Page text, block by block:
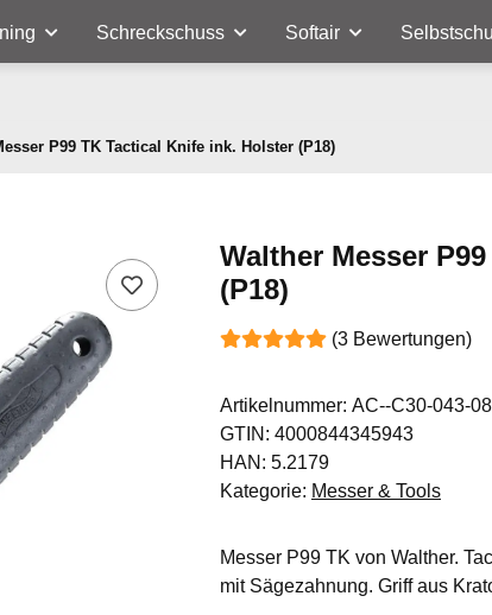
Schreckschuss Softair
P99 TK Tactical Knife ink. Holster (P18)
Walther Messer
(P18)
(3 Bewertungen)
Artikelnummer: AC--C30-043-08
GTIN: 4000844345943
HAN: 5.2179
Kategorie: Messer & Tools
Messer P99 TK von Walther.
mit Sägezahnung. Griff aus